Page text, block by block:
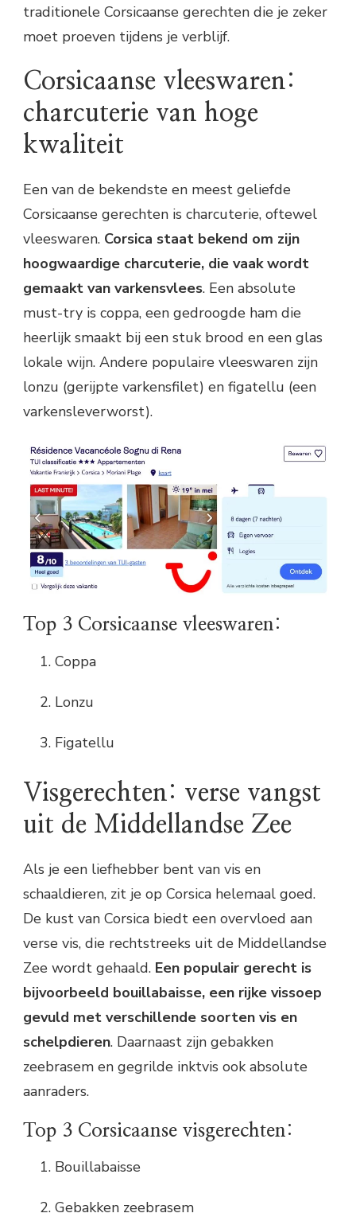
traditionele Corsicaanse gerechten die je zeker
moet proeven tijdens je verblijf.
Corsicaanse vleeswaren:
charcuterie van hoge
kwaliteit
Een van de bekendste en meest geliefde
Corsicaanse gerechten is charcuterie, oftewel
vleeswaren. Corsica staat bekend om zijn
hoogwaardige charcuterie, die vaak wordt
gemaakt van varkensvlees. Een absolute
must-try is coppa, een gedroogde ham die
heerlijk smaakt bij een stuk brood en een glas
lokale wijn. Andere populaire vleeswaren zijn
lonzu (gerijpte varkensfilet) en figatellu (een
varkensleverworst).
Top 3 Corsicaanse vleeswaren:
Coppa
Lonzu
Figatellu
Visgerechten: verse vangst
uit de Middellandse Zee
Als je een liefhebber bent van vis en
schaaldieren, zit je op Corsica helemaal goed.
De kust van Corsica biedt een overvloed aan
verse vis, die rechtstreeks uit de Middellandse
Zee wordt gehaald. Een populair gerecht is
bijvoorbeeld bouillabaisse, een rijke vissoep
gevuld met verschillende soorten vis en
schelpdieren. Daarnaast zijn gebakken
zeebrasem en gegrilde inktvis ook absolute
aanraders.
Top 3 Corsicaanse visgerechten:
Bouillabaisse
Gebakken zeebrasem